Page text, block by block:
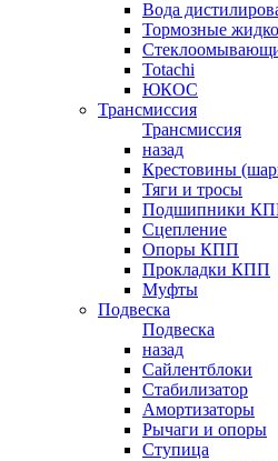
Вода
Тормозные
Totachi
ЮКОС
Трансмиссия
Трансмиссия
назад
Крестовины
Тяги и тросы
Подшипники
Сцепление
Опоры КПП
Прокладки КПП
Муфты
Подвеска
Подвеска
назад
Сайлентблоки
Стабилизатор
Амортизаторы
Рычаги и опоры
Ступица